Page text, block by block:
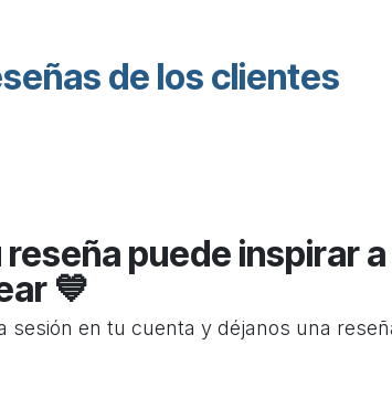
de los clientes
reseña puede inspirar
💙
sesión en tu cuenta y déjanos una